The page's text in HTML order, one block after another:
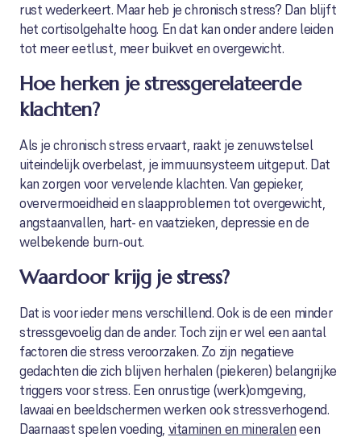
rust wederkeert. Maar heb je chronisch stress? Dan blijft
het cortisolgehalte hoog. En dat kan onder andere leiden
tot meer eetlust, meer buikvet en overgewicht.
Hoe herken je stressgerelateerde
klachten?
Als je chronisch stress ervaart, raakt je zenuwstelsel
uiteindelijk overbelast, je immuunsysteem uitgeput. Dat
kan zorgen voor vervelende klachten. Van gepieker,
oververmoeidheid en slaapproblemen tot overgewicht,
angstaanvallen, hart- en vaatzieken, depressie en de
welbekende burn-out.
Waardoor krijg je stress?
Dat is voor ieder mens verschillend. Ook is de een minder
stressgevoelig dan de ander. Toch zijn er wel een aantal
factoren die stress veroorzaken. Zo zijn negatieve
gedachten die zich blijven herhalen (piekeren) belangrijke
triggers voor stress. Een onrustige (werk)omgeving,
lawaai en beeldschermen werken ook stressverhogend.
Daarnaast spelen voeding, vitaminen en mineraleneen